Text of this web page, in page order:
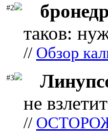
#2
таков:
// Обзор
#3
не
//